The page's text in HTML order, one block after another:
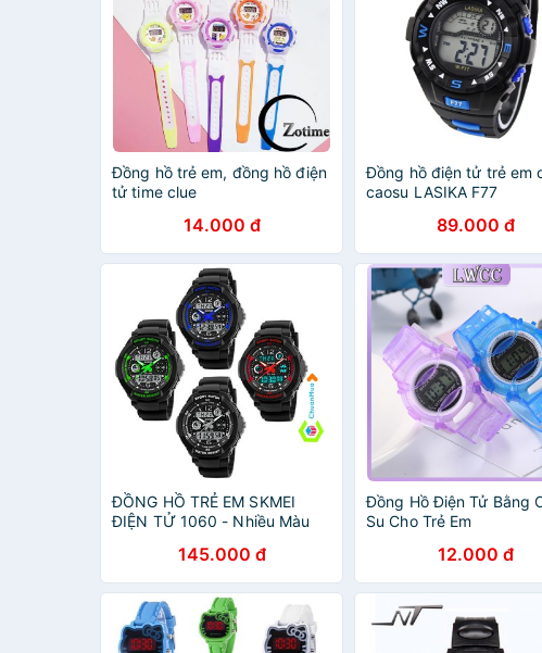
Đồng hồ trẻ em, đồng hồ điện
tử time clue
14.000 đ
Đồng hồ điện tử trẻ em
caosu LASIKA F77
89.000 đ
ĐỒNG HỒ TRẺ EM SKMEI
ĐIỆN TỬ 1060 - Nhiều Màu
145.000 đ
Đồng Hồ Điện Tử Bằng
Su Cho Trẻ Em
12.000 đ